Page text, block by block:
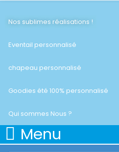
Nos sublimes réalisations !
Eventail personnalisé
chapeau personnalisé
Goodies été 100% personnalisé
Qui sommes Nous ?
Menu